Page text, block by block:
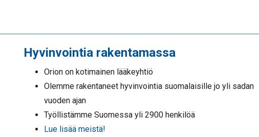
Hyvinvointia rakentamassa
Orion on kotimainen lääkeyhtiö
Olemme rakentaneet hyvinvointia suomalaisille jo yli sadan
vuoden ajan
Työllistämme Suomessa yli 2900 henkilöä
Lue lisää meistä!